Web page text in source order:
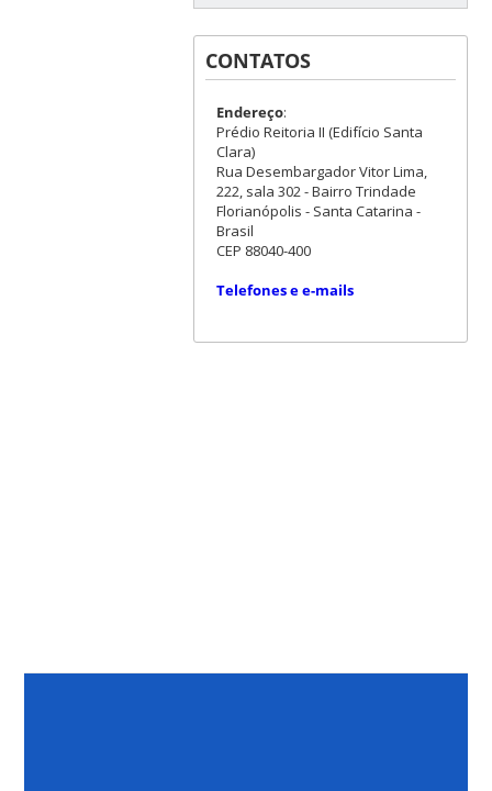
CONTATOS
Endereço:
Prédio Reitoria II (Edifício Santa
Clara)
Rua Desembargador Vitor Lima,
222, sala 302 - Bairro Trindade
Florianópolis - Santa Catarina -
Brasil
CEP 88040-400
Telefones e e-mails